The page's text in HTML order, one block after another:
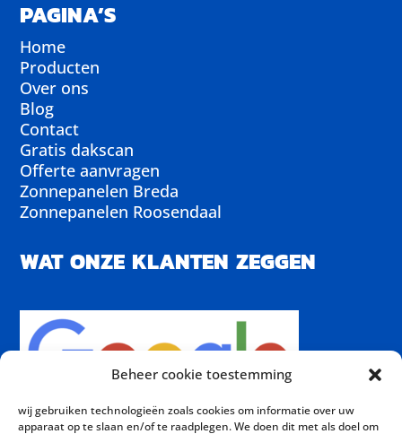
Beheer cookie toestemming
wij gebruiken technologieën zoals cookies om informatie over uw
apparaat op te slaan en/of te raadplegen. We doen dit met als doel om
PAGINA’S
Home
Producten
Over ons
Blog
Contact
Gratis dakscan
Offerte aanvragen
Zonnepanelen Breda
Zonnepanelen Roosendaal
WAT ONZE KLANTEN ZEGGEN